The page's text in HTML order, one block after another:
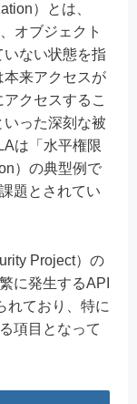
）とは、
オブジェクト
ない状態を指
本来アクセスが
クセスするこ
った深刻な被
は「水平権限
）の典型例で
題とされてい
Project）の
に発生するAPI
れており、特に
項目となって